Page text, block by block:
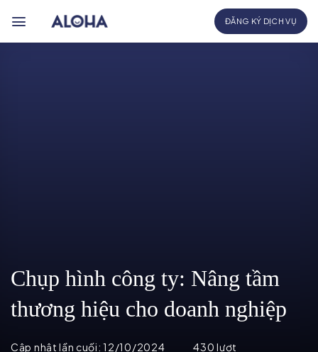
qua
ĐĂNG KÝ DỊCH VỤ
Chụp hình công ty: Nâng tầm
thương hiệu cho doanh nghiệp
Cập nhật lần cuối:12/10/2024
430 lượt